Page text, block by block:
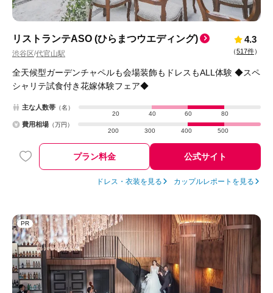
リストランテASO (ひらまつウエディング)
渋谷区/代官山駅
4.3
（517件）
全天候型ガーデンチャペルも会場装飾もドレスもALL体験 ◆スペ
シャリテ試食付き花嫁体験フェア◆
主な人数帯 （名）
20
40 60 80
費用相場 （万円）
200
300 400 500
プラン料金 公式サイト
ドレス・衣装を見る カップルレポートを見る
PR